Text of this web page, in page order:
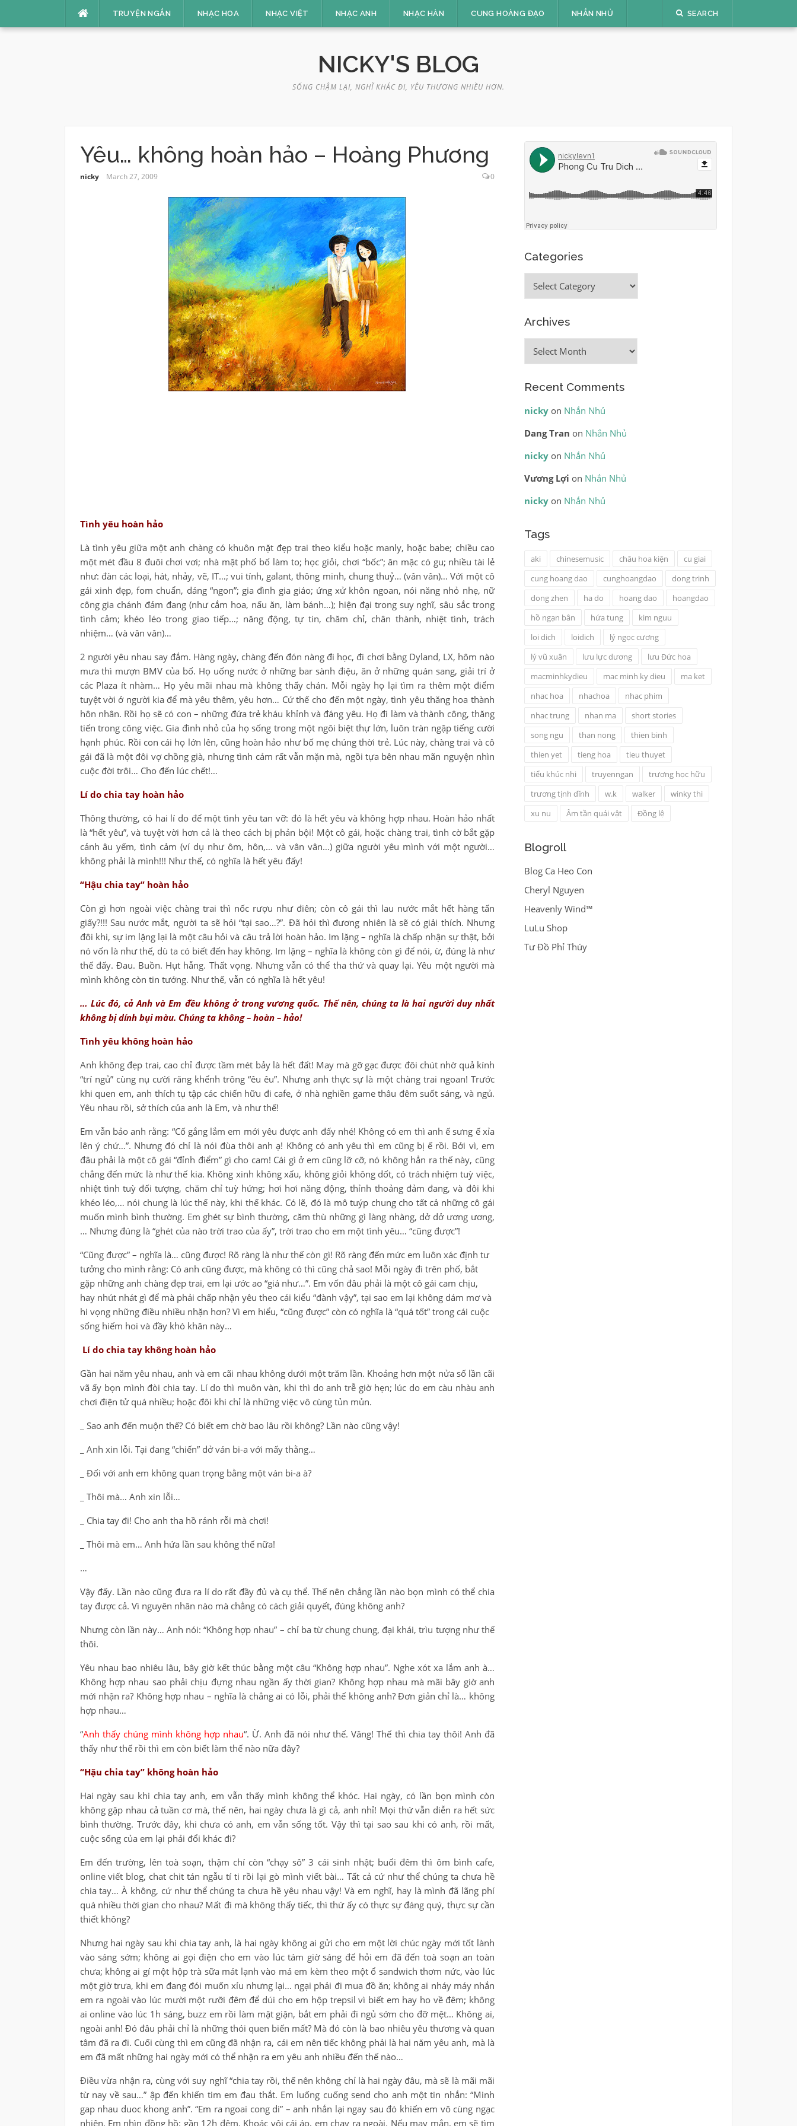
TRUYỆN NGẮN NHẠC HOA NHẠC VIỆT NHẠC ANH NHẠC HÀN CUNG HOÀNG ĐẠO NHẮN NHỦ SEARCH
NICKY'S BLOG
SỐNG CHẬM LẠI, NGHĨ KHÁC ĐI, YÊU THƯƠNG NHIỀU HƠN.
Yêu… không hoàn hảo – Hoàng Phương
nicky March 27, 2009 0
Tình yêu hoàn hảo
Là tình yêu giữa một anh chàng có khuôn mặt đẹp trai theo kiểu hoặc manly, hoặc babe; chiều cao
một mét đầu 8 đuôi chơi vơi; nhà mặt phố bố làm to; học giỏi, chơi “bốc”; ăn mặc có gu; nhiều tài lẻ
như: đàn các loại, hát, nhảy, vẽ, IT…; vui tính, galant, thông minh, chung thuỷ… (vân vân)… Với một cô
gái xinh đẹp, fom chuẩn, dáng “ngon”; gia đình gia giáo; ứng xử khôn ngoan, nói năng nhỏ nhẹ, nữ
công gia chánh đảm đang (như cắm hoa, nấu ăn, làm bánh…); hiện đại trong suy nghĩ, sâu sắc trong
tình cảm; khéo léo trong giao tiếp…; năng động, tự tin, chăm chỉ, chân thành, nhiệt tình, trách
nhiệm… (và vân vân)…
2 người yêu nhau say đắm. Hàng ngày, chàng đến đón nàng đi học, đi chơi bằng Dyland, LX, hôm nào
mưa thì mượn BMV của bố. Họ uống nước ở những bar sành điệu, ăn ở những quán sang, giải trí ở
các Plaza ít nhàm… Họ yêu mãi nhau mà không thấy chán. Mỗi ngày họ lại tìm ra thêm một điểm
tuyệt vời ở người kia để mà yêu thêm, yêu hơn… Cứ thế cho đến một ngày, tình yêu thăng hoa thành
hôn nhân. Rồi họ sẽ có con – những đứa trẻ kháu khỉnh và đáng yêu. Họ đi làm và thành công, thăng
tiến trong công việc. Gia đình nhỏ của họ sống trong một ngôi biệt thự lớn, luôn tràn ngập tiếng cười
hạnh phúc. Rồi con cái họ lớn lên, cũng hoàn hảo như bố mẹ chúng thời trẻ. Lúc này, chàng trai và cô
gái đã là một đôi vợ chồng già, nhưng tình cảm rất vẫn mặn mà, ngồi tựa bên nhau mãn nguyện nhìn
cuộc đời trôi… Cho đến lúc chết!…
Lí do chia tay hoàn hảo
Thông thường, có hai lí do để một tình yêu tan vỡ: đó là hết yêu và không hợp nhau. Hoàn hảo nhất
là “hết yêu”, và tuyệt vời hơn cả là theo cách bị phản bội! Một cô gái, hoặc chàng trai, tình cờ bắt gặp
cảnh âu yếm, tình cảm (ví dụ như ôm, hôn,… và vân vân…) giữa người yêu mình với một người…
không phải là mình!!! Như thế, có nghĩa là hết yêu đấy!
“Hậu chia tay” hoàn hảo
Còn gì hơn ngoài việc chàng trai thì nốc rượu như điên; còn cô gái thì lau nước mắt hết hàng tấn
giấy?!!! Sau nước mắt, người ta sẽ hỏi “tại sao…?”. Đã hỏi thì đương nhiên là sẽ có giải thích. Nhưng
đôi khi, sự im lặng lại là một câu hỏi và câu trả lời hoàn hảo. Im lặng – nghĩa là chấp nhận sự thật, bởi
nó vốn là như thế, dù ta có biết đến hay không. Im lặng – nghĩa là không còn gì để nói, ừ, đúng là như
thế đấy. Đau. Buồn. Hụt hẫng. Thất vọng. Nhưng vẫn có thể tha thứ và quay lại. Yêu một người mà
mình không còn tin tưởng. Như thế, vẫn có nghĩa là hết yêu!
… Lúc đó, cả Anh và Em đều không ở trong vương quốc. Thế nên, chúng ta là hai người duy nhất
không bị dính bụi màu. Chúng ta không – hoàn – hảo!
Tình yêu không hoàn hảo
Anh không đẹp trai, cao chỉ được tầm mét bảy là hết đất! May mà gỡ gạc được đôi chút nhờ quả kính
“trí ngủ” cùng nụ cười răng khểnh trông “êu êu”. Nhưng anh thực sự là một chàng trai ngoan! Trước
khi quen em, anh thích tụ tập các chiến hữu đi cafe, ở nhà nghiền game thâu đêm suốt sáng, và ngủ.
Yêu nhau rồi, sở thích của anh là Em, và như thế!
Em vẫn bảo anh rằng: “Cố gắng lắm em mới yêu được anh đấy nhé! Không có em thì anh ế sưng ế xỉa
lên ý chứ…”. Nhưng đó chỉ là nói đùa thôi anh ạ! Không có anh yêu thì em cũng bị ế rồi. Bởi vì, em
đâu phải là một cô gái “đỉnh điểm” gì cho cam! Cái gì ở em cũng lỡ cỡ, nó không hẳn ra thế này, cũng
chẳng đến mức là như thế kia. Không xinh không xấu, không giỏi không dốt, có trách nhiệm tuỳ việc,
nhiệt tình tuỳ đối tượng, chăm chỉ tuỳ hứng; hơi hơi năng động, thỉnh thoảng đảm đang, và đôi khi
khéo léo,… nói chung là lúc thế này, khi thế khác. Có lẽ, đó là mô tuýp chung cho tất cả những cô gái
muốn mình bình thường. Em ghét sự bình thường, căm thù những gì làng nhàng, dở dở ương ương,
… Nhưng đúng là “ghét của nào trời trao của ấy”, trời trao cho em một tình yêu… “cũng được”!
“Cũng được” – nghĩa là… cũng được! Rõ ràng là như thế còn gì! Rõ ràng đến mức em luôn xác định tư
tưởng cho mình rằng: Có anh cũng được, mà không có thì cũng chả sao! Mỗi ngày đi trên phố, bắt
gặp những anh chàng đẹp trai, em lại ước ao “giá như…”. Em vốn đâu phải là một cô gái cam chịu,
hay nhút nhát gì để mà phải chấp nhận yêu theo cái kiểu “đành vậy”, tại sao em lại không dám mơ và
hi vọng những điều nhiều nhặn hơn? Vì em hiểu, “cũng được” còn có nghĩa là “quá tốt” trong cái cuộc
sống hiếm hoi và đầy khó khăn này…
Lí do chia tay không hoàn hảo
Gần hai năm yêu nhau, anh và em cãi nhau không dưới một trăm lần. Khoảng hơn một nửa số lần cãi
vã ấy bọn mình đòi chia tay. Lí do thì muôn vàn, khi thì do anh trễ giờ hẹn; lúc do em càu nhàu anh
chơi điện tử quá nhiều; hoặc đôi khi chỉ là những việc vô cùng tủn mủn.
_ Sao anh đến muộn thế? Có biết em chờ bao lâu rồi không? Lần nào cũng vậy!
_ Anh xin lỗi. Tại đang “chiến” dở ván bi-a với mấy thằng…
_ Đối với anh em không quan trọng bằng một ván bi-a à?
_ Thôi mà… Anh xin lỗi…
_ Chia tay đi! Cho anh tha hồ rảnh rỗi mà chơi!
_ Thôi mà em… Anh hứa lần sau không thế nữa!
…
Vậy đấy. Lần nào cũng đưa ra lí do rất đầy đủ và cụ thể. Thế nên chẳng lần nào bọn mình có thể chia
tay được cả. Vì nguyên nhân nào mà chẳng có cách giải quyết, đúng không anh?
Nhưng còn lần này… Anh nói: “Không hợp nhau” – chỉ ba từ chung chung, đại khái, trìu tượng như thế
thôi.
Yêu nhau bao nhiêu lâu, bây giờ kết thúc bằng một câu “Không hợp nhau”. Nghe xót xa lắm anh à…
Không hợp nhau sao phải chịu đựng nhau ngần ấy thời gian? Không hợp nhau mà mãi bây giờ anh
mới nhận ra? Không hợp nhau – nghĩa là chẳng ai có lỗi, phải thế không anh? Đơn giản chỉ là… không
hợp nhau…
“Anh thấy chúng mình không hợp nhau“. Ừ. Anh đã nói như thế. Vâng! Thế thì chia tay thôi! Anh đã
thấy như thế rồi thì em còn biết làm thế nào nữa đây?
“Hậu chia tay” không hoàn hảo
Hai ngày sau khi chia tay anh, em vẫn thấy mình không thể khóc. Hai ngày, có lần bọn mình còn
không gặp nhau cả tuần cơ mà, thế nên, hai ngày chưa là gì cả, anh nhỉ! Mọi thứ vẫn diễn ra hết sức
bình thường. Trước đây, khi chưa có anh, em vẫn sống tốt. Vậy thì tại sao sau khi có anh, rồi mất,
cuộc sống của em lại phải đổi khác đi?
Em đến trường, lên toà soạn, thậm chí còn “chạy sô” 3 cái sinh nhật; buổi đêm thì ôm bình cafe,
online viết blog, chat chit tán ngẫu tí ti rồi lại gò mình viết bài… Tất cả cứ như thể chúng ta chưa hề
chia tay… À không, cứ như thể chúng ta chưa hề yêu nhau vậy! Và em nghĩ, hay là mình đã lãng phí
quá nhiều thời gian cho nhau? Mất đi mà không thấy tiếc, thì thứ ấy có thực sự đáng quý, thực sự cần
thiết không?
Nhưng hai ngày sau khi chia tay anh, là hai ngày không ai gửi cho em một lời chúc ngày mới tốt lành
vào sáng sớm; không ai gọi điện cho em vào lúc tám giờ sáng để hỏi em đã đến toà soạn an toàn
chưa; không ai gí một hộp trà sữa mát lạnh vào má em kèm theo một ổ sandwich thơm nức, vào lúc
một giờ trưa, khi em đang đói muốn xỉu nhưng lại… ngại phải đi mua đồ ăn; không ai nháy máy nhắn
em ra ngoài vào lúc mười một rưỡi đêm để dúi cho em hộp trepsil vì biết em hay ho về đêm; không
ai online vào lúc 1h sáng, buzz em rồi làm mặt giận, bắt em phải đi ngủ sớm cho đỡ mệt… Không ai,
ngoài anh! Đó đâu phải chỉ là những thói quen biến mất? Mà đó còn là bao nhiêu yêu thương và quan
tâm đã ra đi. Cuối cùng thì em cũng đã nhận ra, cái em nên tiếc không phải là hai năm yêu anh, mà là
em đã mất những hai ngày mới có thể nhận ra em yêu anh nhiều đến thế nào…
Điều vừa nhận ra, cùng với suy nghĩ “chia tay rồi, thế nên không chỉ là hai ngày đâu, mà sẽ là mãi mãi
từ nay về sau…” ập đến khiến tim em đau thắt. Em luống cuống send cho anh một tin nhắn: “Minh
gap nhau duoc khong anh”. “Em ra ngoai cong di” – anh nhắn lại ngay sau đó khiến em vô cùng ngạc
nhiên. Em nhìn đồng hồ: gần 12h đêm. Khoác vội cái áo, em chạy ra ngoài. Nếu may mắn, em sẽ tìm
Categories
Categories
Archives
Archives
Recent Comments
nickyon Nhắn Nhủ
Dang Tran on Nhắn Nhủ
nickyon Nhắn Nhủ
Vương Lợi on Nhắn Nhủ
nickyon Nhắn Nhủ
Tags
aki chinesemusic châu hoa kiện
cu giai
cung hoang dao
cunghoangdao
dong trinh
dong zhen
ha do hoang dao
hoangdao
hồ ngạn bân
hứa tung
kim nguu
loi dich
loidich
lý ngọc cương
lý vũ xuân
lưu lực dương
lưu Đức hoa
macminhkydieu
mac minh ky dieu
ma ket
nhac hoa
nhachoa
nhac phim
nhac trung
nhan ma
short stories
song ngu
than nong
thien binh
thien yet
tieng hoa
tieu thuyet
tiểu khúc nhi
truyenngan
trương học hữu
trương tịnh dĩnh
w.k walker
winky thi
xu nu
Âm tần quái vật Đồng lệ
Blogroll
Blog Ca Heo Con
Cheryl Nguyen
Heavenly Wind™
LuLu Shop
Tư Đồ Phỉ Thúy